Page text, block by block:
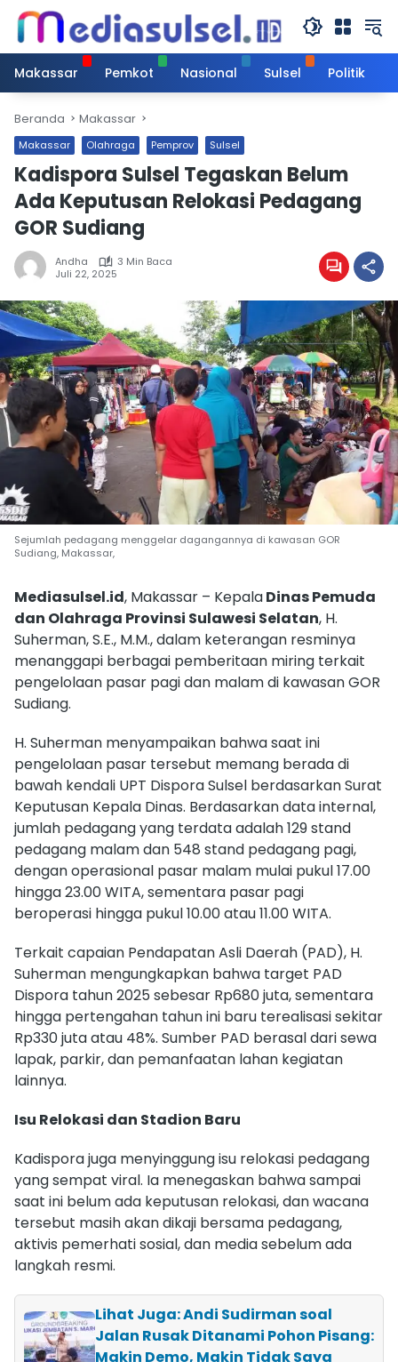
Langsung
konten
Makassar
Pemkot Nasional Sulsel Politik
Beranda Makassar
Makassar Olahraga Pemprov Sulsel
Kadispora Sulsel Tegaskan Belum
Ada Keputusan Relokasi Pedagang
GOR Sudiang
Andha
3 Min Baca
Juli 22, 2025
Sejumlah pedagang menggelar dagangannya di kawasan GOR
Sudiang, Makassar,
Mediasulsel.id, Makassar – KepalaDinas Pemuda
dan Olahraga Provinsi Sulawesi Selatan, H.
Suherman, S.E., M.M., dalam keterangan resminya
menanggapi berbagai pemberitaan miring terkait
pengelolaan pasar pagi dan malam di kawasan GOR
Sudiang.
H. Suherman menyampaikan bahwa saat ini
pengelolaan pasar tersebut memang berada di
bawah kendali UPT Dispora Sulsel berdasarkan Surat
Keputusan Kepala Dinas. Berdasarkan data internal,
jumlah pedagang yang terdata adalah 129 stand
pedagang malam dan 548 stand pedagang pagi,
dengan operasional pasar malam mulai pukul 17.00
hingga 23.00 WITA, sementara pasar pagi
beroperasi hingga pukul 10.00 atau 11.00 WITA.
Terkait capaian Pendapatan Asli Daerah (PAD), H.
Suherman mengungkapkan bahwa target PAD
Dispora tahun 2025 sebesar Rp680 juta, sementara
hingga pertengahan tahun ini baru terealisasi sekitar
Rp330 juta atau 48%. Sumber PAD berasal dari sewa
lapak, parkir, dan pemanfaatan lahan kegiatan
lainnya.
Isu Relokasi dan Stadion Baru
Kadispora juga menyinggung isu relokasi pedagang
yang sempat viral. Ia menegaskan bahwa sampai
saat ini belum ada keputusan relokasi, dan wacana
tersebut masih akan dikaji bersama pedagang,
aktivis pemerhati sosial, dan media sebelum ada
langkah resmi.
Lihat Juga: Andi Sudirman soal
Jalan Rusak Ditanami Pohon Pisang:
Makin Demo, Makin Tidak Saya